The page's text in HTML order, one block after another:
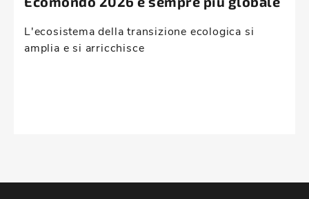
L'ecosistema della transizione ecologica si
amplia e si arricchisce